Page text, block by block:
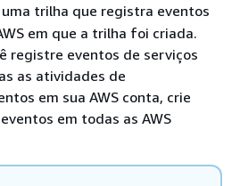
trilha que registra eventos
em que a trilha foi criada.
registre eventos de serviços
as atividades de
em sua AWS conta, crie
em todas as AWS